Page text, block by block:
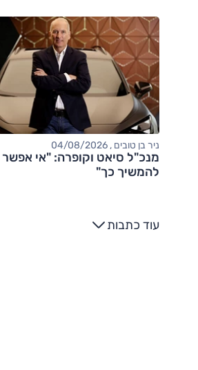
ניר בן טובים , 04/08/2026
מנכ"ל סיאט וקופרה: "אי אפשר
להמשיך כך"
עוד כתבות